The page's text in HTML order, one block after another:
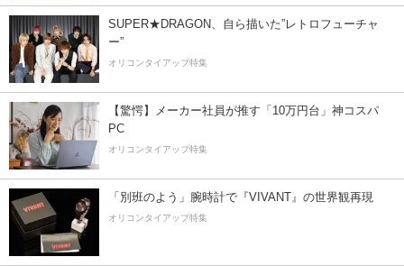
SUPER★DRAGON、自ら描いた”レトロフューチャ
ー”
オリコンタイアップ特集
【驚愕】メーカー社員が推す「10万円台」神コスパ
PC
オリコンタイアップ特集
「別班のよう」腕時計で『VIVANT』の世界観再現
オリコンタイアップ特集